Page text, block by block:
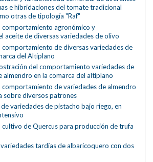
e hibridaciones del tomate tradicional
otras de tipología "Raf"
comportamiento agronómico y
aceite de diversas variedades de olivo
de diversas variedades de
del Altiplano
del comportamiento variedades de
almendro en la comarca del altiplano
de variedades de almendro
sobre diversos patrones
variedades de pistacho bajo riego, en
de Quercus para producción de trufa
tardías de albaricoquero con dos